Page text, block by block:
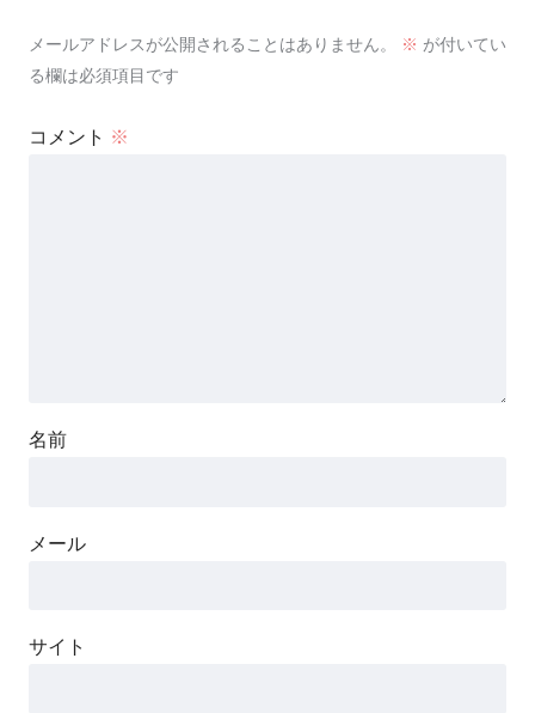
メールアドレスが公開されることはありません。 ※ が付いてい
る欄は必須項目です
コメント ※
名前
メール
サイト